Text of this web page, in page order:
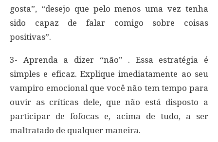
gosta”, “desejo que pelo menos uma vez tenha
sido capaz de falar comigo sobre coisas
positivas”.
3- Aprenda a dizer “não” . Essa estratégia é
simples e eficaz. Explique imediatamente ao seu
vampiro emocional que você não tem tempo para
ouvir as críticas dele, que não está disposto a
participar de fofocas e, acima de tudo, a ser
maltratado de qualquer maneira.